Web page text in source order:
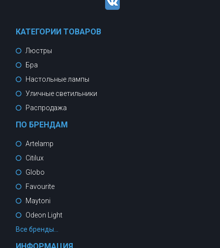
КАТЕГОРИИ ТОВАРОВ
Люстры
Бра
Настольные лампы
Уличные светильники
Распродажа
ПО БРЕНДАМ
Artelamp
Citilux
Globo
Favourite
Maytoni
Odeon Light
Все бренды...